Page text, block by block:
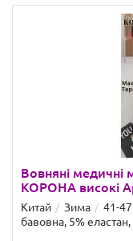
Вовняні медичні
КОРОНА високі
Китай Зима 41-47
бавовна, 5%